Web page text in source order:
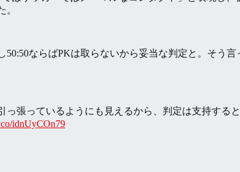
。
ならばPKは取らないから妥当な判定と。そう
張っているようにも見えるから、判定は支持する
idnUyCOn79